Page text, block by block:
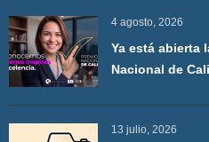
4 agosto, 2026
Ya está abierta
Nacional de
13 julio, 2026